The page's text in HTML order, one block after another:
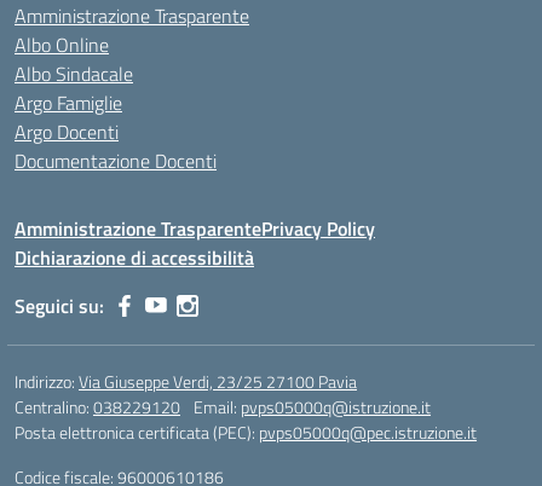
Amministrazione Trasparente
Albo Online
Albo Sindacale
Argo Famiglie
Argo Docenti
Documentazione Docenti
Amministrazione TrasparentePrivacy Policy
Dichiarazione di accessibilità
Seguici su:
Indirizzo:Via Giuseppe Verdi, 23/25 27100 Pavia
Centralino:038229120 Email: pvps05000q@istruzione.it
Posta elettronica certificata (PEC): pvps05000q@pec.istruzione.it
Codice fiscale: 96000610186